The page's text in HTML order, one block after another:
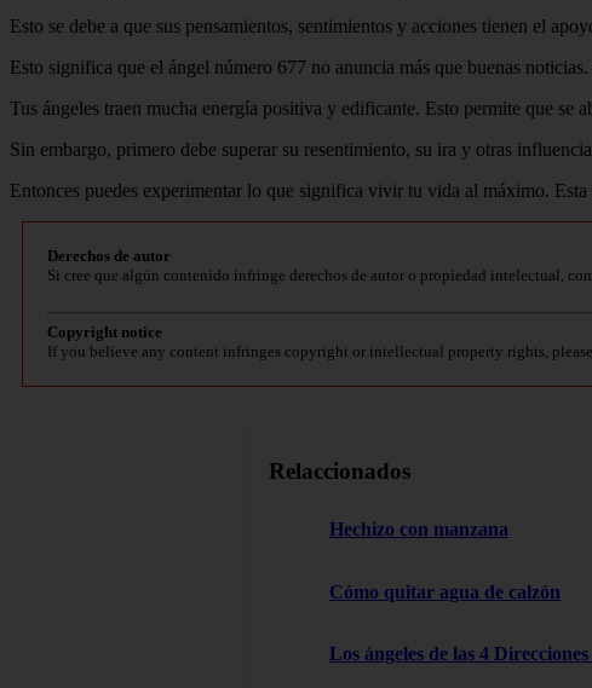
Esto se debe a que sus pensamientos, sentimientos y acciones tienen el
Esto significa que el ángel número 677 no anuncia más que buenas
Tus ángeles traen mucha energía positiva y edificante. Esto permite que se
Sin embargo, primero debe superar su resentimiento, su ira y otras
Entonces puedes experimentar lo que significa vivir tu vida al máximo.
Derechos de autor
Si cree que algún contenido infringe derechos de autor o propiedad intelectual,
Copyright notice
If you believe any content infringes copyright or intellectual property rights,
Relaccionados
Hechizo con manzana
Cómo quitar agua de calzón
Los ángeles de las 4